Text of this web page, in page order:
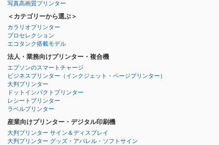
写真高画質プリンター
＜カテゴリーから選ぶ＞
カラリオプリンター
プロセレクション
エコタンク搭載モデル
法人・業務向けプリンター・複合機
エプソンのスマートチャージ
ビジネスプリンター （インクジェット・ページプリンター）
大判プリンター
ドットインパクトプリンター
レシートプリンター
ラベルプリンター
産業向けプリンター・デジタル印刷機
大判プリンター サイン＆ディスプレイ
大判プリンター グッズ・アパレル・ソフトサイン